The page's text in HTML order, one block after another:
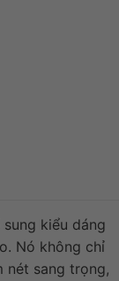
kiểu dáng
Nó không chỉ
nét sang trọng,